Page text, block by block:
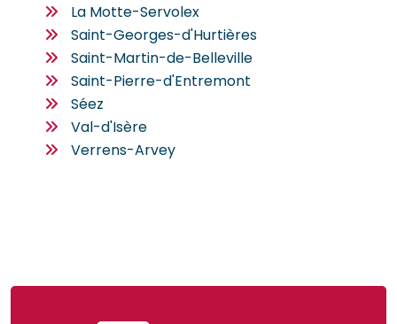
La Motte-Servolex
Saint-Georges-d'Hurtières
Saint-Martin-de-Belleville
Saint-Pierre-d'Entremont
Séez
Val-d'Isère
Verrens-Arvey